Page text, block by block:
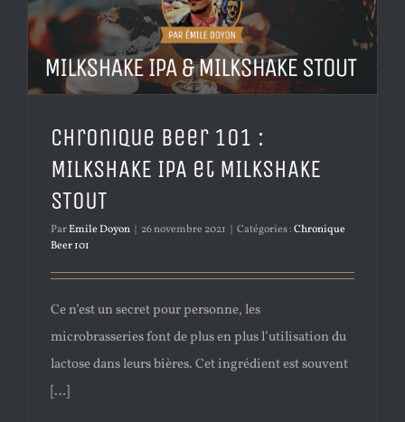
Chronique Beer 101 :
MILKSHAKE IPA et MILKSHAKE
STOUT
ParEmile Doyon 26 novembre 2021 Catégories :Chronique
Beer 101
Ce n’est un secret pour personne, les
microbrasseries font de plus en plus l’utilisation du
lactose dans leurs bières. Cet ingrédient est souvent
[…]